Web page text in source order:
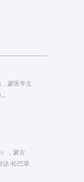
蒙医学主
，蒙古
达·松巴堪